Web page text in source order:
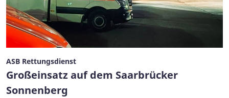
ASB Rettungsdienst
Großeinsatz auf dem Saarbrücker
Sonnenberg